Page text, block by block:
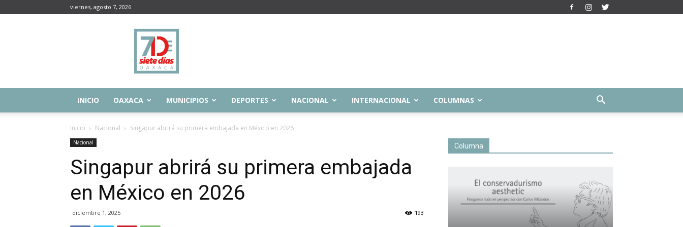
viernes, agosto 7, 2026
Siete
Días
Oaxaca
INICIO OAXACA MUNICIPIOS DEPORTES NACIONAL INTERNACIONAL COLUMNAS
Inicio Nacional Singapur abrirá su primera embajada en México en 2026
Nacional
Singapur abrirá su primera embajada
en México en 2026
diciembre 1, 2025 193
Columna